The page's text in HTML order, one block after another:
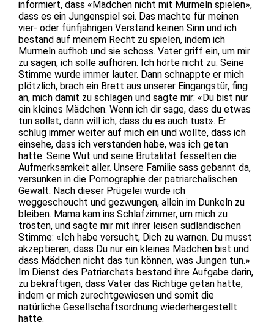
informiert, dass «Mädchen nicht mit Murmeln spielen»,
dass es ein Jungenspiel sei. Das machte für meinen
vier- oder fünfjährigen Verstand keinen Sinn und ich
bestand auf meinem Recht zu spielen, indem ich
Murmeln aufhob und sie schoss. Vater griff ein, um mir
zu sagen, ich solle aufhören. Ich hörte nicht zu. Seine
Stimme wurde immer lauter. Dann schnappte er mich
plötzlich, brach ein Brett aus unserer Eingangstür, fing
an, mich damit zu schlagen und sagte mir: «Du bist nur
ein kleines Mädchen. Wenn ich dir sage, dass du etwas
tun sollst, dann will ich, dass du es auch tust». Er
schlug immer weiter auf mich ein und wollte, dass ich
einsehe, dass ich verstanden habe, was ich getan
hatte. Seine Wut und seine Brutalität fesselten die
Aufmerksamkeit aller. Unsere Familie sass gebannt da,
versunken in die Pornographie der patriarchalischen
Gewalt. Nach dieser Prügelei wurde ich
weggescheucht und gezwungen, allein im Dunkeln zu
bleiben. Mama kam ins Schlafzimmer, um mich zu
trösten, und sagte mir mit ihrer leisen südländischen
Stimme: «Ich habe versucht, Dich zu warnen. Du musst
akzeptieren, dass Du nur ein kleines Mädchen bist und
dass Mädchen nicht das tun können, was Jungen tun.»
Im Dienst des Patriarchats bestand ihre Aufgabe darin,
zu bekräftigen, dass Vater das Richtige getan hatte,
indem er mich zurechtgewiesen und somit die
natürliche Gesellschaftsordnung wiederhergestellt
hatte.